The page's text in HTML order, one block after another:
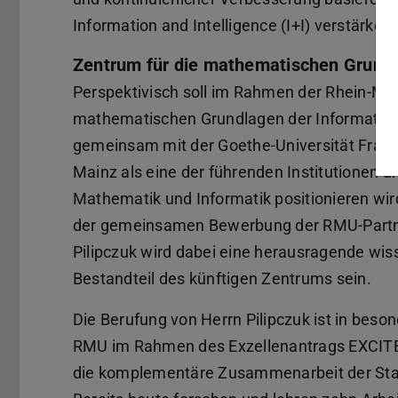
Information and Intelligence (I+I) verstärken.
Zentrum für die mathematischen
Perspektivisch soll im Rahmen der Rhein-
mathematischen Grundlagen der Informatik
gemeinsam mit der Goethe-Universität
Mainz als eine der führenden Institutionen
Mathematik und Informatik positionieren
der gemeinsamen Bewerbung der RMU-
Pilipczuk wird dabei eine herausragende
Bestandteil des künftigen Zentrums sein.
Die Berufung von Herrn Pilipczuk ist in
RMU im Rahmen des Exzellenantrags
die komplementäre Zusammenarbeit der